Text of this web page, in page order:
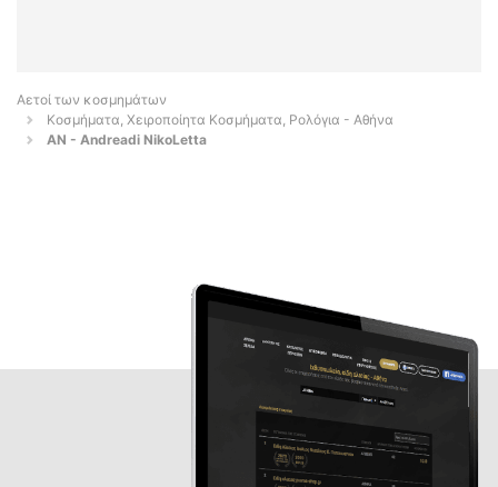
Αετοί των κοσμημάτων
Κοσμήματα, Χειροποίητα Κοσμήματα, Ρολόγια - Αθήνα
AN - Andreadi NikoLetta